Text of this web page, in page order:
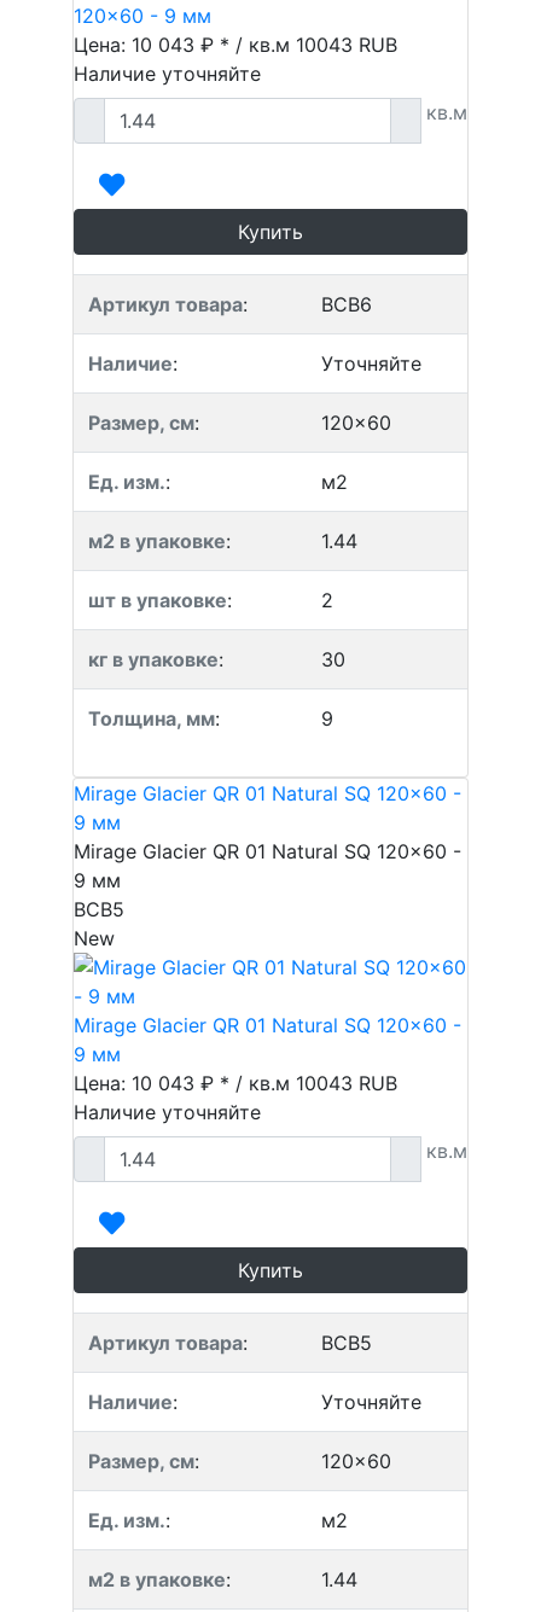
120x60 - 9 мм
Цена: 10 043 ₽ * / кв.м 10043 RUB
Наличие уточняйте
кв.м
Купить
Артикул товара: BCB6
Наличие: Уточняйте
Размер, см: 120x60
Ед. изм.: м2
м2 в упаковке: 1.44
шт в упаковке: 2
кг в упаковке: 30
Толщина, мм: 9
Mirage Glacier QR 01 Natural SQ 120x60 -
9 мм
Mirage Glacier QR 01 Natural SQ 120x60 -
9 мм
BCB5
New
Mirage Glacier QR 01 Natural SQ 120x60 -
9 мм
Цена: 10 043 ₽ * / кв.м 10043 RUB
Наличие уточняйте
кв.м
Купить
Артикул товара: BCB5
Наличие: Уточняйте
Размер, см: 120x60
Ед. изм.: м2
м2 в упаковке: 1.44